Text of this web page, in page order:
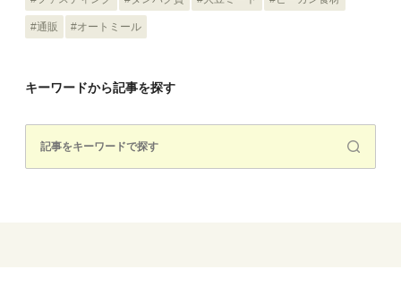
#通販 #オートミール
キーワードから記事を探す